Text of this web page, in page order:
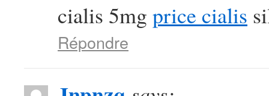
cialis 5mg price cialis
Répondre